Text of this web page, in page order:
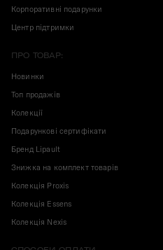
Корпоративні подарунки
Центр підтримки
ПРО ТОВАР:
Новинки
Топ продажів
Колекції
Подарункові сертифікати
Бренд Lipault
Знижка на комплект товарів
Колекція Proxis
Колекція Essens
Колекція Nexis